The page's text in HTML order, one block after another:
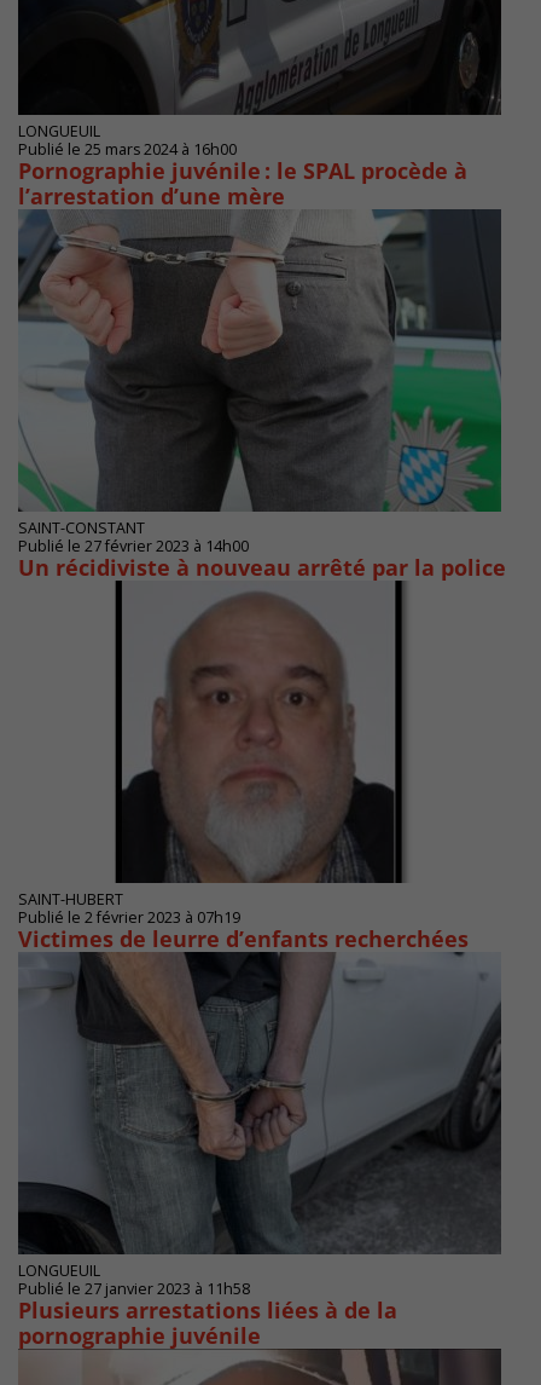
LONGUEUIL
Publié le 25 mars 2024 à 16h00
Pornographie juvénile : le SPAL procède à
l’arrestation d’une mère
SAINT-CONSTANT
Publié le 27 février 2023 à 14h00
Un récidiviste à nouveau arrêté par la police
SAINT-HUBERT
Publié le 2 février 2023 à 07h19
Victimes de leurre d’enfants recherchées
LONGUEUIL
Publié le 27 janvier 2023 à 11h58
Plusieurs arrestations liées à de la
pornographie juvénile